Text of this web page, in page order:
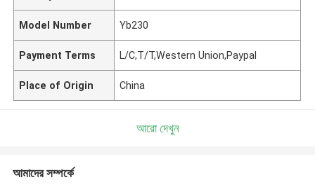
Model Number Yb230
Payment Terms L/C,T/T,Western Union,Paypal
Place of Origin China
আরো দেখুন
আমাদের সম্পর্কে